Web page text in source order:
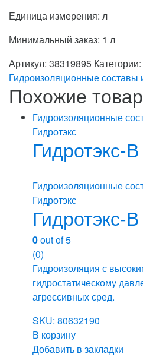
Единица измерения: л
Минимальный заказ: 1 л
Артикул: 38319895 Категории:
Гидроизоляционные составы
Похожие
Гидроизоляционные
Гидротэкс
Гидротэкс-В
Гидроизоляционные
Гидротэкс
Гидротэкс-В
0out of 5
(0)
Гидроизоляция с
гидростатическому
агрессивных сред.
SKU: 80632190
В корзину
Добавить в закладки